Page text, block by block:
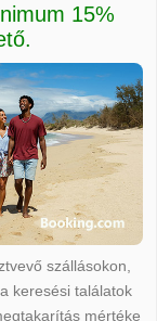
15%
szállásokon,
keresési találatok
mértéke